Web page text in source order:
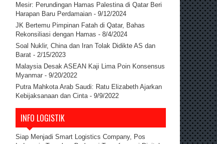
Mesir: Perundingan Hamas Palestina di Qatar Beri
Harapan Baru Perdamaian - 9/12/2024
JK Bertemu Pimpinan Fatah di Qatar, Bahas
Rekonsiliasi dengan Hamas - 8/4/2024
Soal Nuklir, China dan Iran Tolak Didikte AS dan
Barat - 2/15/2023
Malaysia Desak ASEAN Kaji Lima Poin Konsensus
Myanmar - 9/20/2022
Putra Mahkota Arab Saudi: Ratu Elizabeth Ajarkan
Kebijaksanaan dan Cinta - 9/9/2022
INFO LOGISTIK
Siap Menjadi Smart Logistics Company, Pos